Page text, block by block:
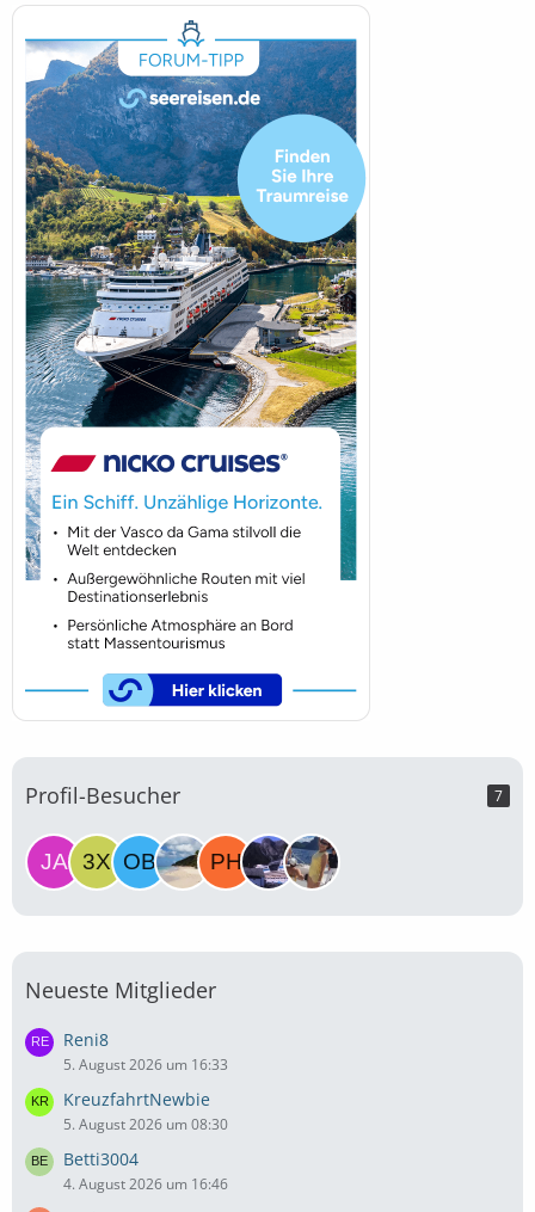
Profil-Besucher 7
Neueste Mitglieder
Reni8
5. August 2026 um 16:33
KreuzfahrtNewbie
5. August 2026 um 08:30
Betti3004
4. August 2026 um 16:46